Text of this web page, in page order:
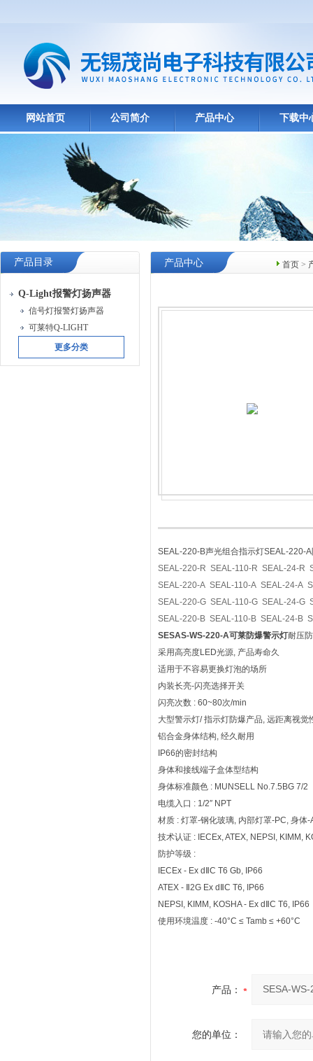
网站首页 公司简介 产品中心 下载中
产品目录
Q-Light报警灯扬声器
信号灯报警灯扬声器
可莱特Q-LIGHT
更多分类
首页 >
产品中心
SEAL-220-B声光组合指示灯SEAL-220-
SEAL-220-R SEAL-110-R SEAL-24-R
SEAL-220-A SEAL-110-A SEAL-24-A
SEAL-220-G SEAL-110-G SEAL-24-G
SEAL-220-B SEAL-110-B SEAL-24-B
SESAS-WS-220-A可莱防爆警示灯耐压
采用高亮度LED光源, 产品寿命久
适用于不容易更换灯泡的场所
内装长亮-闪亮选择开关
闪亮次数 : 60~80次/min
大型警示灯/ 指示灯防爆产品, 远距离视觉
铝合金身体结构, 经久耐用
IP66的密封结构
身体和接线端子盒体型结构
身体标准颜色 : MUNSELL No.7.5BG 7/2
电缆入口 : 1/2″ NPT
材质 : 灯罩-钢化玻璃, 内部灯罩-PC, 身
技术认证 : IECEx, ATEX, NEPSI, KIMM,
防护等级 :
IECEx - Ex dⅡC T6 Gb, IP66
ATEX - Ⅱ2G Ex dⅡC T6, IP66
NEPSI, KIMM, KOSHA - Ex dⅡC T6, IP66
使用环境温度 : -40°C ≤ Tamb ≤ +60°C
产品：
您的单位：